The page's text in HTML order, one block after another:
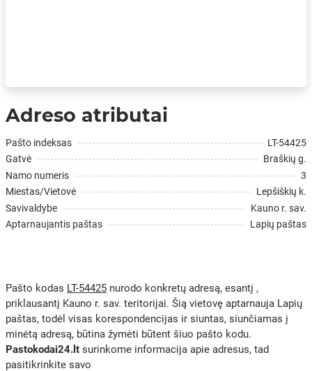
Adreso atributai
Pašto indeksas
LT-54425
Gatvė
Braškių g.
Namo numeris
3
Miestas/Vietovė
Lepšiškių k.
Savivaldybe
Kauno r. sav.
Aptarnaujantis paštas
Lapių paštas
Pašto kodas LT-54425 nurodo konkretų adresą, esantį ,
priklausantį Kauno r. sav. teritorijai. Šią vietovę aptarnauja Lapių
paštas, todėl visas korespondencijas ir siuntas, siunčiamas į
minėtą adresą, būtina žymėti būtent šiuo pašto kodu.
Pastokodai24.lt surinkome informacija apie adresus, tad
pasitikrinkite savo